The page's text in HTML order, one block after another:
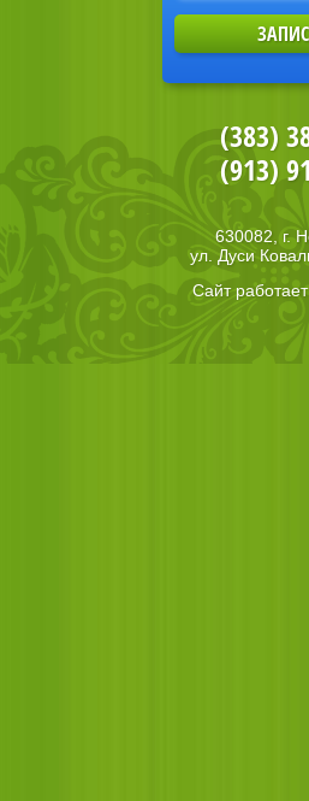
(383)
(913)
630082, г.
ул. Дуси
Сайт